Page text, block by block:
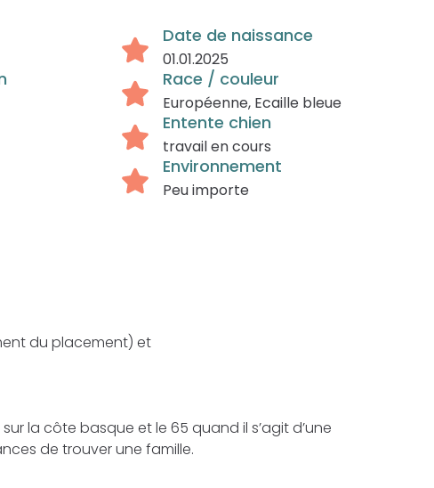
Date de naissance
01.01.2025
Race / couleur
Européenne, Ecaille bleue
Entente chien
travail en cours
Environnement
Peu importe
du placement) et
la côte basque et le 65 quand il s’agit d’une
de trouver une famille.